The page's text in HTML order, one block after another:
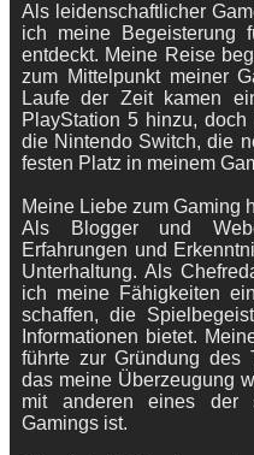
Als leidenschaftlicher
ich meine Begeisterung
entdeckt. Meine Reise
zum Mittelpunkt meiner
Laufe der Zeit kamen
PlayStation 5 hinzu,
die Nintendo Switch, die
festen Platz in meinem
Meine Liebe zum Gaming
Als Blogger und
Erfahrungen und
Unterhaltung. Als
ich meine Fähigkeiten
schaffen, die
Informationen bietet.
führte zur Gründung des
das meine Überzeugung
mit anderen eines der
Gamings ist.